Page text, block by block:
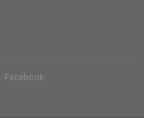
Facebook